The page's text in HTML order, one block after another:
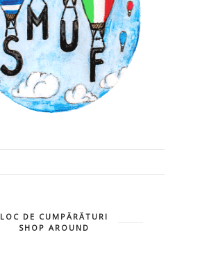
LOC DE CUMPĂRĂTURI
SHOP AROUND